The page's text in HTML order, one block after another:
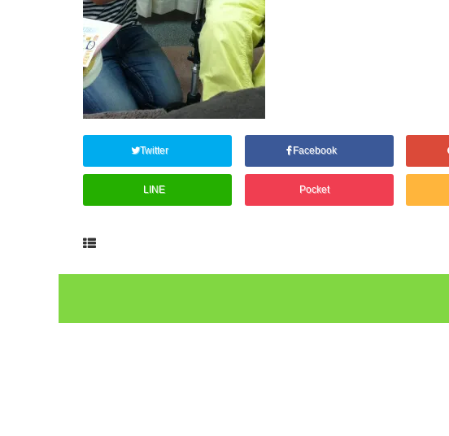
Twitter Facebook
LINE Pocket